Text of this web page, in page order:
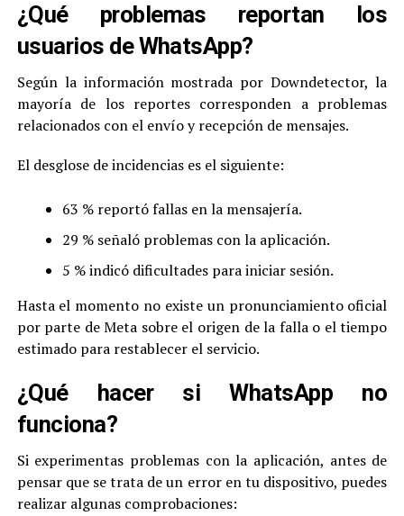
¿Qué problemas reportan los
usuarios de WhatsApp?
Según la información mostrada por Downdetector, la
mayoría de los reportes corresponden a problemas
relacionados con el envío y recepción de mensajes.
El desglose de incidencias es el siguiente:
63 % reportó fallas en la mensajería.
29 % señaló problemas con la aplicación.
5 % indicó dificultades para iniciar sesión.
Hasta el momento no existe un pronunciamiento oficial
por parte de Meta sobre el origen de la falla o el tiempo
estimado para restablecer el servicio.
¿Qué hacer si WhatsApp no
funciona?
Si experimentas problemas con la aplicación, antes de
pensar que se trata de un error en tu dispositivo, puedes
realizar algunas comprobaciones: